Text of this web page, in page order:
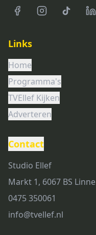
Links
Home
Programma's
TVEllef Kijken
Adverteren
Contact
Studio Ellef
Markt 1, 6067 BS Linne
0475 350061
info@tvellef.nl